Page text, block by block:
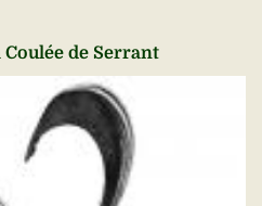
de Serrant